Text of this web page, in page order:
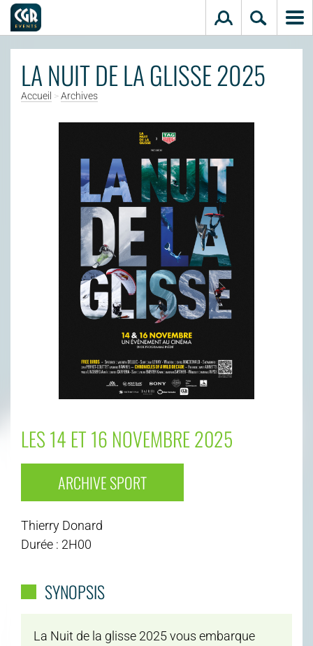
LA NUIT DE LA GLISSE 2025
Accueil >Archives
LES 14 ET 16 NOVEMBRE 2025
ARCHIVE SPORT
Thierry Donard
Durée : 2H00
SYNOPSIS
La Nuit de la glisse 2025 vous embarque